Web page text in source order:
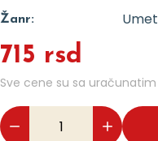
Žanr:
715 rsd
Sve cene su sa